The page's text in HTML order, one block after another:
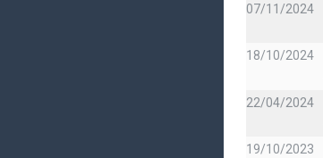
07/11/2024
18/10/2024
22/04/2024
19/10/2023